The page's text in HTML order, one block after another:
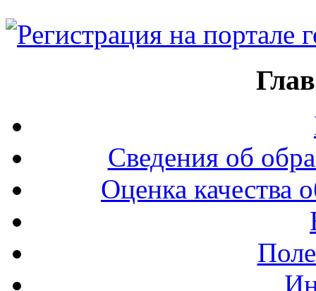
Сведения об
Оценка качества